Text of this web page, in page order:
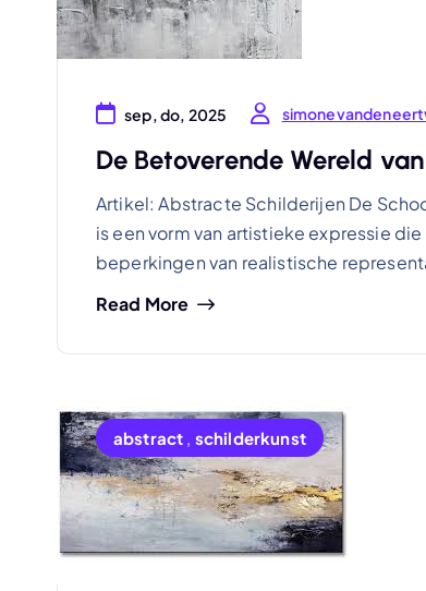
sep, do, 2025
De Betoverende Wereld
Artikel: Abstracte Schilderijen De
is een vorm van artistieke expressie
beperkingen van realistische
Read More
abstract , schilderkunst